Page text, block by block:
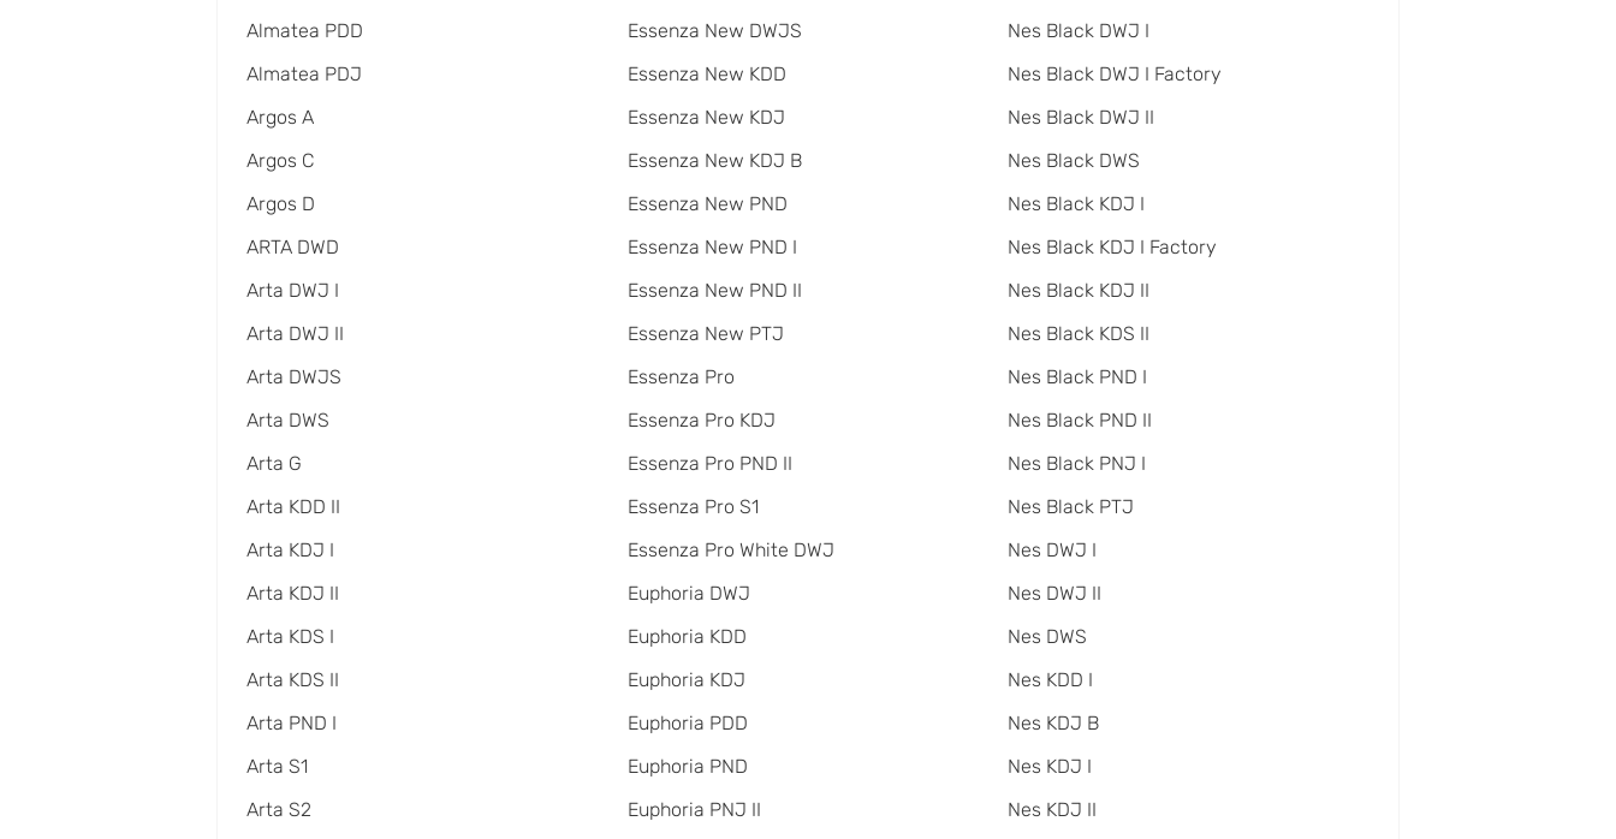
Almatea PDD
Almatea PDJ
Argos A
Argos C
Argos D
ARTA DWD
Arta DWJ I
Arta DWJ II
Arta DWJS
Arta DWS
Arta G
Arta KDD II
Arta KDJ I
Arta KDJ II
Arta KDS I
Arta KDS II
Arta PND I
Arta S1
Arta S2
Essenza New DWJS
Essenza New KDD
Essenza New KDJ
Essenza New KDJ B
Essenza New PND
Essenza New PND I
Essenza New PND II
Essenza New PTJ
Essenza Pro
Essenza Pro KDJ
Essenza Pro PND II
Essenza Pro S1
Essenza Pro White DWJ
Euphoria DWJ
Euphoria KDD
Euphoria KDJ
Euphoria PDD
Euphoria PND
Euphoria PNJ II
Nes Black DWJ I
Nes Black DWJ I Factory
Nes Black DWJ II
Nes Black DWS
Nes Black KDJ I
Nes Black KDJ I Factory
Nes Black KDJ II
Nes Black KDS II
Nes Black PND I
Nes Black PND II
Nes Black PNJ I
Nes Black PTJ
Nes DWJ I
Nes DWJ II
Nes DWS
Nes KDD I
Nes KDJ B
Nes KDJ I
Nes KDJ II